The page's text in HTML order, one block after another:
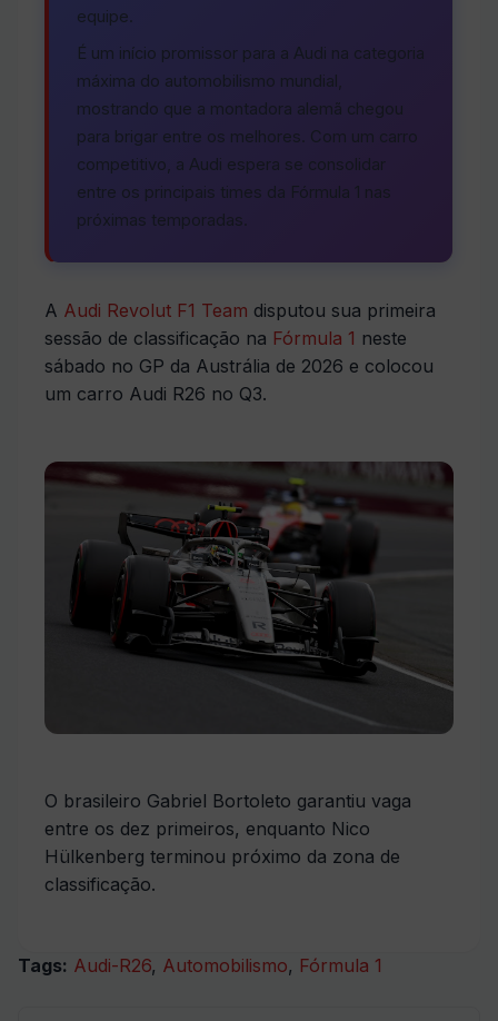
equipe.
É um início promissor para a Audi na categoria
máxima do automobilismo mundial,
mostrando que a montadora alemã chegou
para brigar entre os melhores. Com um carro
competitivo, a Audi espera se consolidar
entre os principais times da Fórmula 1 nas
próximas temporadas.
A Audi Revolut F1 Team disputou sua primeira
sessão de classificação na Fórmula 1 neste
sábado no GP da Austrália de 2026 e colocou
um carro Audi R26 no Q3.
O brasileiro Gabriel Bortoleto garantiu vaga
entre os dez primeiros, enquanto Nico
Hülkenberg terminou próximo da zona de
classificação.
Tags: Audi-R26, Automobilismo, Fórmula 1